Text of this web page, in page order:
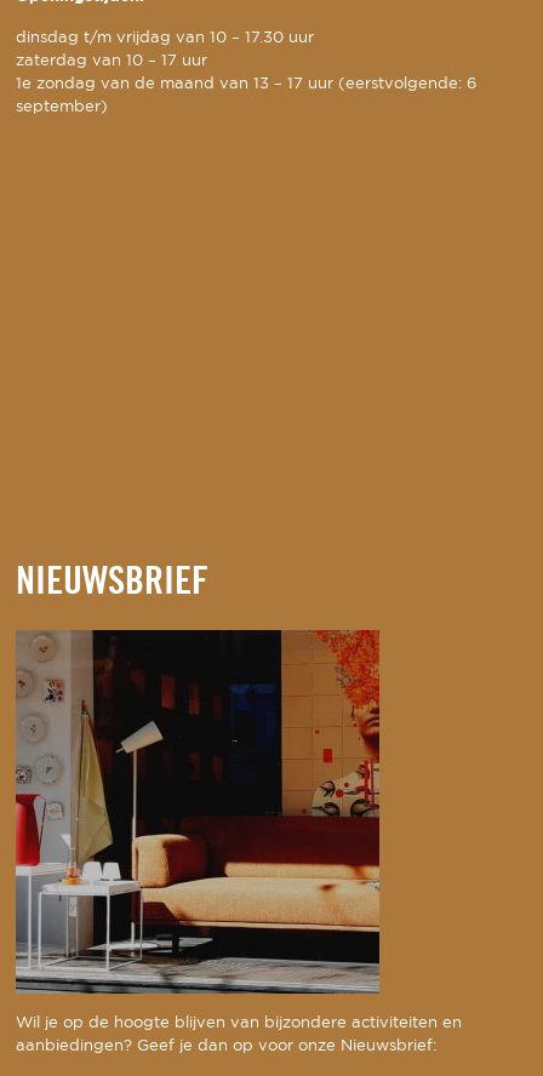
dinsdag t/m vrijdag van 10 – 17.30 uur
zaterdag van 10 – 17 uur
1e zondag van de maand van 13 – 17 uur (eerstvolgende: 6
september)
NIEUWSBRIEF
Wil je op de hoogte blijven van bijzondere activiteiten en
aanbiedingen? Geef je dan op voor onze Nieuwsbrief: